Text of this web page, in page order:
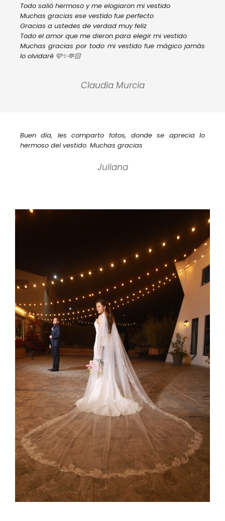
Todo salió hermoso y me elogiaron mi vestido
Muchas gracias ese vestido fue perfecto
Gracias a ustedes de verdad muy feliz
Todo el amor que me dieron para elegir mi vestido
Muchas gracias por todo mi vestido fue mágico jamás
lo olvidaré 🩷✨🫶🏻
Claudia Murcia
Buen día, les comparto fotos, donde se aprecia lo
hermoso del vestido. Muchas gracias
Juliana